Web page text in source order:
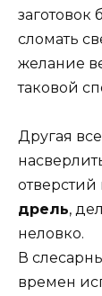
сломать
желание
таковой
Другая
дрель,
неловко.
В
времен